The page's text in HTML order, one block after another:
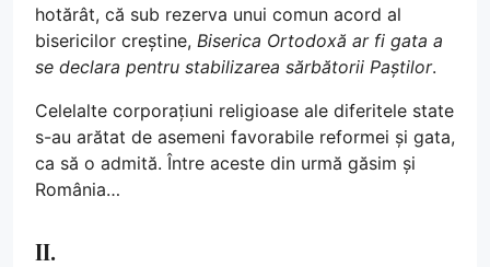
hotărât, că sub rezerva unui comun acord al
bisericilor creștine, Biserica Ortodoxă ar fi gata a
se declara pentru stabilizarea sărbătorii Paștilor.
Celelalte corporațiuni religioase ale diferitele state
s-au arătat de asemeni favorabile reformei și gata,
ca să o admită. Între aceste din urmă găsim și
România…
II.